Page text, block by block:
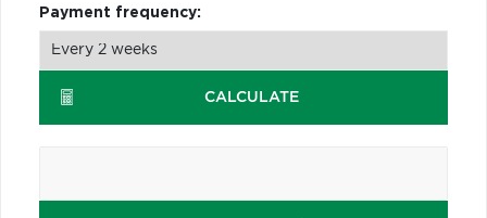
Payment frequency:
CALCULATE